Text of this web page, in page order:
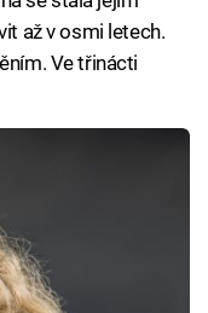
až v osmi letech.
Ve třinácti